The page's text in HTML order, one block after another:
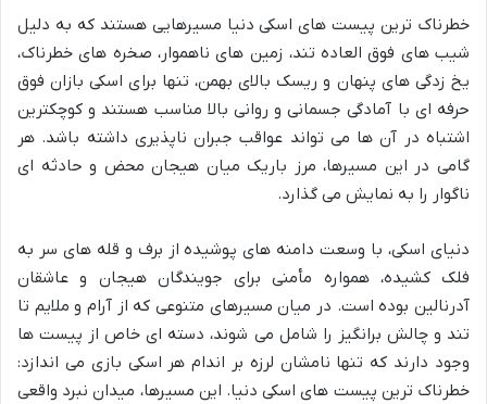
خطرناک ترین پیست های اسکی دنیا مسیرهایی هستند که به دلیل
شیب های فوق العاده تند، زمین های ناهموار، صخره های خطرناک،
یخ زدگی های پنهان و ریسک بالای بهمن، تنها برای اسکی بازان فوق
حرفه ای با آمادگی جسمانی و روانی بالا مناسب هستند و کوچکترین
اشتباه در آن ها می تواند عواقب جبران ناپذیری داشته باشد. هر
گامی در این مسیرها، مرز باریک میان هیجان محض و حادثه ای
ناگوار را به نمایش می گذارد.
دنیای اسکی، با وسعت دامنه های پوشیده از برف و قله های سر به
فلک کشیده، همواره مأمنی برای جویندگان هیجان و عاشقان
آدرنالین بوده است. در میان مسیرهای متنوعی که از آرام و ملایم تا
تند و چالش برانگیز را شامل می شوند، دسته ای خاص از پیست ها
وجود دارند که تنها نامشان لرزه بر اندام هر اسکی بازی می اندازد:
خطرناک ترین پیست های اسکی دنیا. این مسیرها، میدان نبرد واقعی